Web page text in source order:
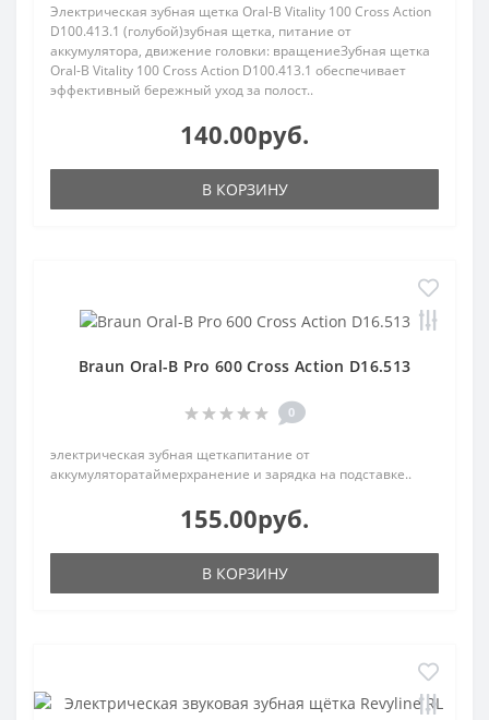
Электрическая зубная щетка Oral-B Vitality 100 Cross Action
D100.413.1 (голубой)зубная щетка, питание от
аккумулятора, движение головки: вращениеЗубная щетка
Oral-B Vitality 100 Cross Action D100.413.1 обеспечивает
эффективный бережный уход за полост..
140.00руб.
В КОРЗИНУ
Braun Oral-B Pro 600 Cross Action D16.513
0
электрическая зубная щеткапитание от
аккумуляторатаймерхранение и зарядка на подставке..
155.00руб.
В КОРЗИНУ